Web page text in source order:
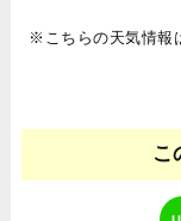
※こちらの天気情報
こ